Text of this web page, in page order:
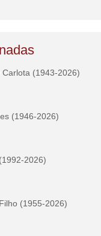
Carlota (1943-2026)
(1946-2026)
2026)
(1955-2026)